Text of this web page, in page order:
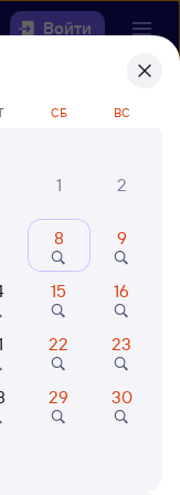
Войти
ж/д
СБ ВС
1
2
8 9
15 16
22 23
29 30